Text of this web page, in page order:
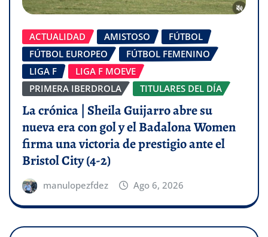
ACTUALIDAD AMISTOSO
FÚTBOL
FÚTBOL EUROPEO
FÚTBOL FEMENINO
LIGA F
LIGA F MOEVE
PRIMERA IBERDROLA
TITULARES DEL DÍA
La crónica | Sheila Guijarro abre su
nueva era con gol y el Badalona Women
firma una victoria de prestigio ante el
Bristol City (4-2)
manulopezfdez Ago 6, 2026